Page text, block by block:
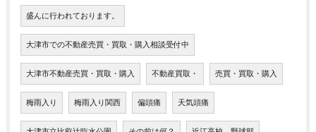
盛んに行われております。
大津市での不動産売買・買取・購入相談受付中
大津市不動産売買・買取・購入 不動産買取・ 売買・買取・購入
梅雨入り 梅雨入り関西 偏頭痛 天気頭痛